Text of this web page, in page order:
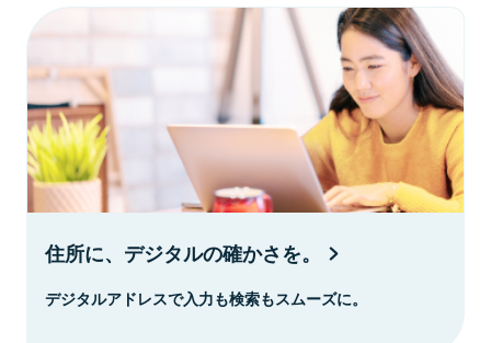
住所に、デジタルの確かさを。
デジタルアドレスで入力も検索もスムーズに。